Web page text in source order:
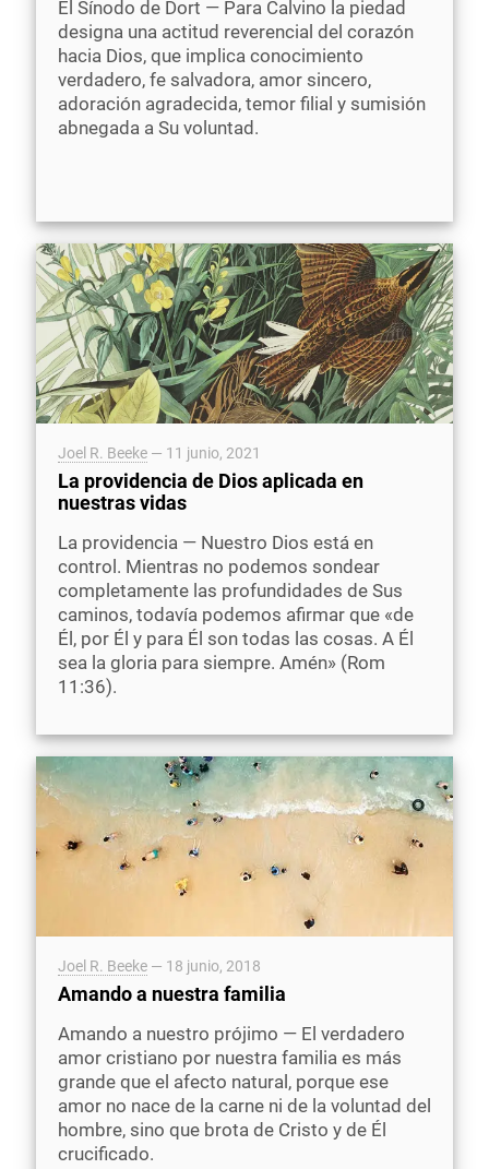
El Sínodo de Dort — Para Calvino la piedad
designa una actitud reverencial del corazón
hacia Dios, que implica conocimiento
verdadero, fe salvadora, amor sincero,
adoración agradecida, temor filial y sumisión
abnegada a Su voluntad.
Joel R. Beeke — 11 junio, 2021
La providencia de Dios aplicada en
nuestras vidas
La providencia — Nuestro Dios está en
control. Mientras no podemos sondear
completamente las profundidades de Sus
caminos, todavía podemos afirmar que «de
Él, por Él y para Él son todas las cosas. A Él
sea la gloria para siempre. Amén» (Rom
11:36).
Joel R. Beeke — 18 junio, 2018
Amando a nuestra familia
Amando a nuestro prójimo — El verdadero
amor cristiano por nuestra familia es más
grande que el afecto natural, porque ese
amor no nace de la carne ni de la voluntad del
hombre, sino que brota de Cristo y de Él
crucificado.